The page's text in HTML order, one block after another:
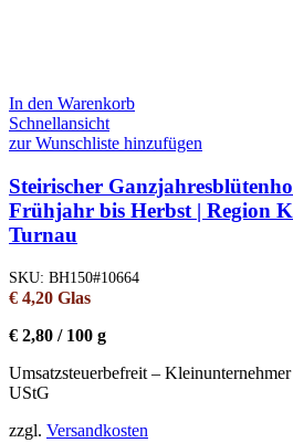
In den Warenkorb
Schnellansicht
zur Wunschliste hinzufügen
Steirischer
Frühjahr bis Herbst | Region
Turnau
SKU: BH150#10664
€ 4,20 Glas
€ 2,80 / 100 g
Umsatzsteuerbefreit –
UStG
zzgl. Versandkosten